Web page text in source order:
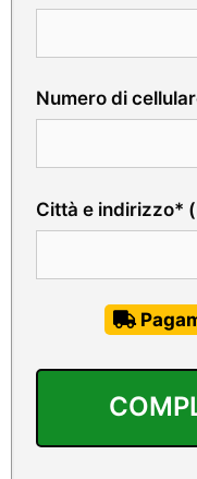
Numero di
Città e indirizzo*